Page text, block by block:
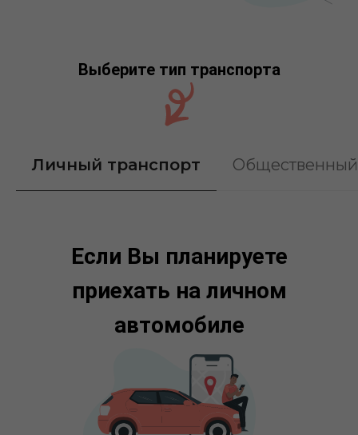
Выберите тип транспорта
Личный транспорт Общественный
Если Вы планируете
приехать на личном
автомобиле